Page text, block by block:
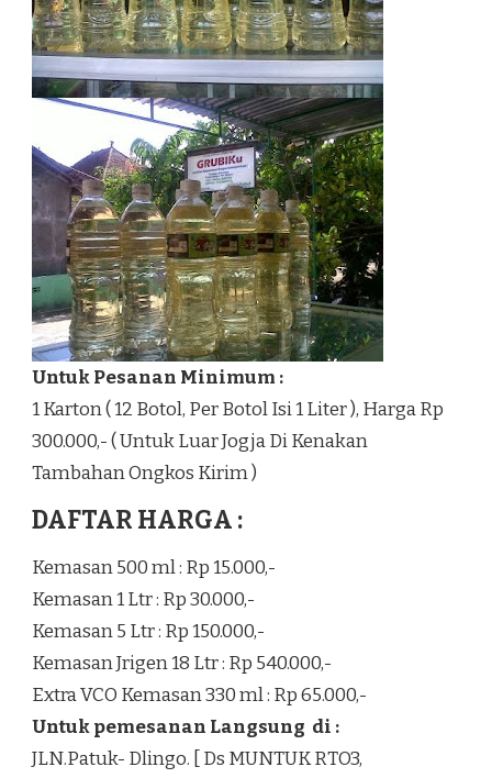
Untuk Pesanan Minimum :
1 Karton ( 12 Botol, Per Botol Isi 1 Liter ), Harga Rp
300.000,- ( Untuk Luar Jogja Di Kenakan
Tambahan Ongkos Kirim )
DAFTAR HARGA :
Kemasan 500 ml : Rp 15.000,-
Kemasan 1 Ltr : Rp 30.000,-
Kemasan 5 Ltr : Rp 150.000,-
Kemasan Jrigen 18 Ltr : Rp 540.000,-
Extra VCO Kemasan 330 ml : Rp 65.000,-
Untuk pemesanan Langsung di :
JLN.Patuk- Dlingo. [ Ds MUNTUK RTO3,